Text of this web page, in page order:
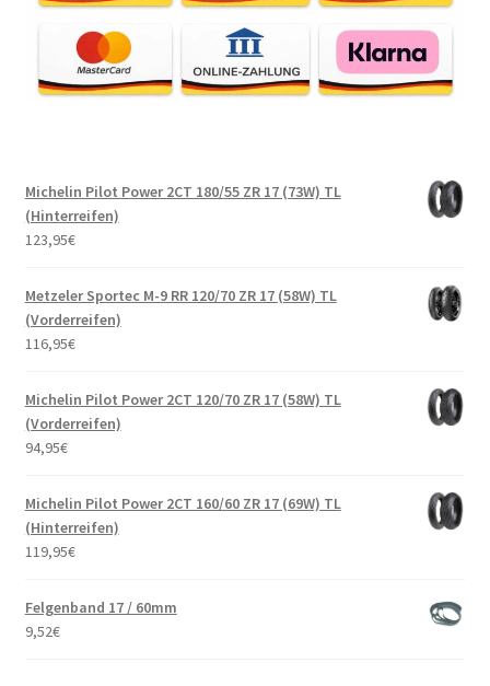
Michelin Pilot Power 2CT 180/55 ZR 17 (73W) TL
(Hinterreifen)
123,95€
Metzeler Sportec M-9 RR 120/70 ZR 17 (58W) TL
(Vorderreifen)
116,95€
Michelin Pilot Power 2CT 120/70 ZR 17 (58W) TL
(Vorderreifen)
94,95€
Michelin Pilot Power 2CT 160/60 ZR 17 (69W) TL
(Hinterreifen)
119,95€
Felgenband 17 / 60mm
9,52€